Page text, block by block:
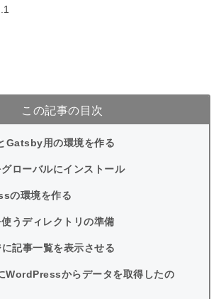
この記事の目次
Gatsby用の環境を作る
ローバルにインストール
の環境を作る
うディレクトリの準備
に記事一覧を表示させる
WordPressからデータを取得したの